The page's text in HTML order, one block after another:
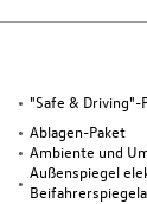
"Safe & Driving"-
Ablagen-Paket
Ambiente und
Außenspiegel